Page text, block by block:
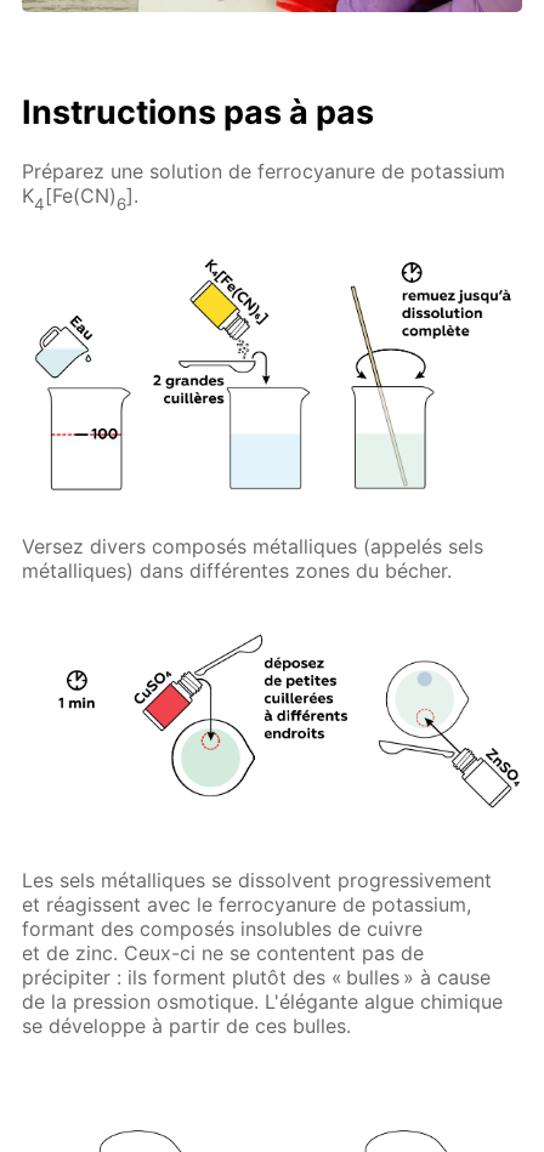
Instructions pas à pas
Préparez une solution de ferrocyanure de potassium
K4[Fe(CN)6].
Versez divers composés métalliques (appelés sels
métalliques) dans différentes zones du bécher.
Les sels métalliques se dissolvent progressivement
et réagissent avec le ferrocyanure de potassium,
formant des composés insolubles de cuivre
et de zinc. Ceux-ci ne se contentent pas de
précipiter : ils forment plutôt des « bulles » à cause
de la pression osmotique. L'élégante algue chimique
se développe à partir de ces bulles.